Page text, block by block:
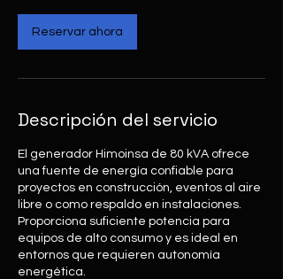
Reservar ahora
Descripción del servicio
El generador Himoinsa de 80 kVA ofrece
una fuente de energía confiable para
proyectos en construcción, eventos al aire
libre o como respaldo en instalaciones.
Proporciona suficiente potencia para
equipos de alto consumo y es ideal en
entornos que requieren autonomía
energética.